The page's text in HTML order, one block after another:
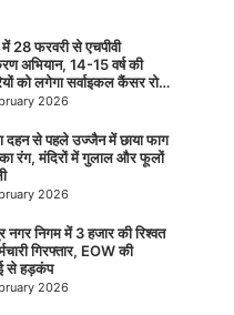
28 फरवरी से एचपीवी
अभियान, 14-15 वर्ष की
को लगेगा सर्वाइकल कैंसर रोधी
2026
दहन से पहले उज्जैन में छाया फाग
रंग, मंदिरों में गुलाल और फूलों
2026
नगर निगम में 3 हजार की रिश्वत
गिरफ्तार, EOW की
से हड़कंप
2026